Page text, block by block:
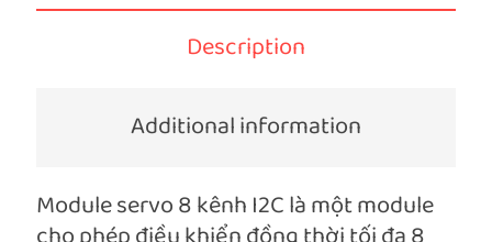
Description
Additional information
Module servo 8 kênh I2C là một module